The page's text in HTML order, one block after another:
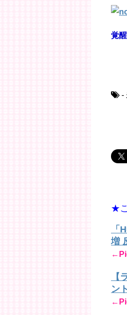
覚
-
★
「
増
【
ン